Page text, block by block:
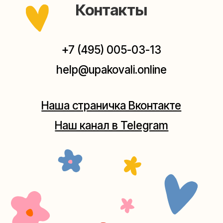
(как пройти)
Москва, ул.Таганская, дом 25-27
Мастерская на Плющихе
Мастерская на Таганке
+7 (980) 495-03-13
+7 (980) 156-03-13